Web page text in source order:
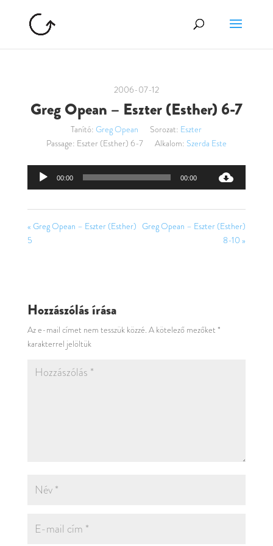
2006-07-12
Greg Opean – Eszter (Esther) 6-7
Tanító: Greg Opean Sorozat: Eszter
Passage: Eszter (Esther) 6-7 Alkalom: Szerda Este
Audió
00:00 00:00
« Greg Opean – Eszter (Esther)
5
Greg Opean – Eszter (Esther)
8-10 »
Hozzászólás írása
Az e-mail címet nem tesszük közzé. A kötelező mezőket *
karakterrel jelöltük